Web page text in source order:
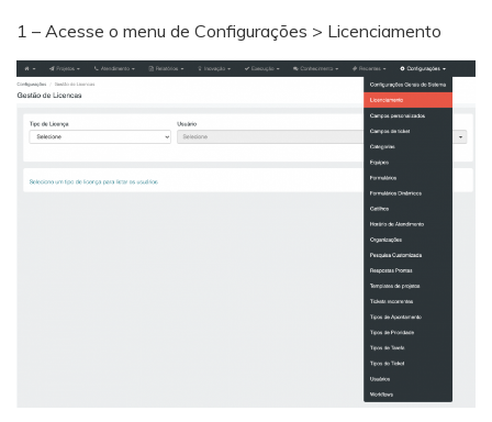
1 – Acesse o menu de Configurações > Licenciamento